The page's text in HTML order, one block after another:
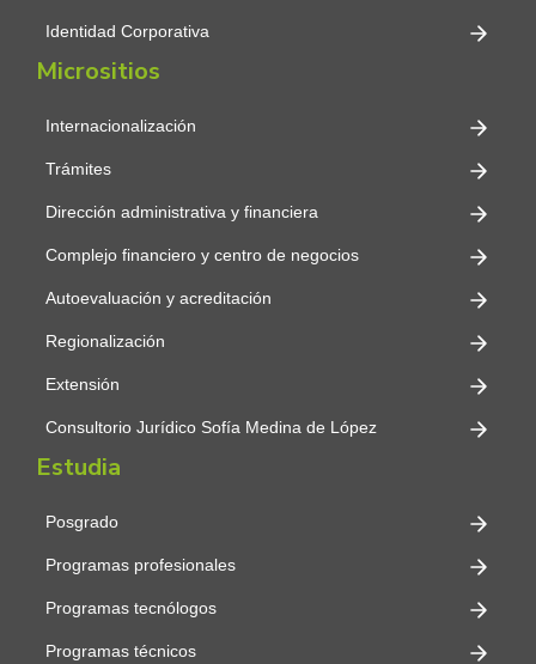
Identidad Corporativa
Micrositios
Internacionalización
Trámites
Dirección administrativa y financiera
Complejo financiero y centro de negocios
Autoevaluación y acreditación
Regionalización
Extensión
Consultorio Jurídico Sofía Medina de López
Estudia
Posgrado
Programas profesionales
Programas tecnólogos
Programas técnicos